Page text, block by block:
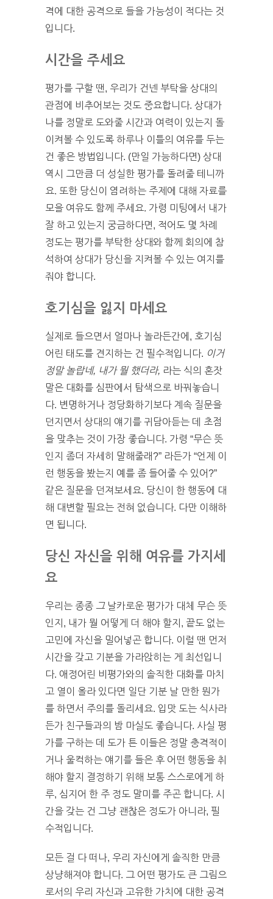
격에 대한 공격으로 들을 가능성이 적다는 것
입니다.
시간을 주세요
평가를 구할 땐, 우리가 건넨 부탁을 상대의
관점에 비추어보는 것도 중요합니다. 상대가
나를 정말로 도와줄 시간과 여력이 있는지 돌
이켜볼 수 있도록 하루나 이틀의 여유를 두는
건 좋은 방법입니다. (만일 가능하다면) 상대
역시 그만큼 더 성실한 평가를 돌려줄 테니까
요. 또한 당신이 염려하는 주제에 대해 자료를
모을 여유도 함께 주세요. 가령 미팅에서 내가
잘 하고 있는지 궁금하다면, 적어도 몇 차례
정도는 평가를 부탁한 상대와 함께 회의에 참
석하여 상대가 당신을 지켜볼 수 있는 여지를
줘야 합니다.
호기심을 잃지 마세요
실제로 들으면서 얼마나 놀라든간에, 호기심
어린 태도를 견지하는 건 필수적입니다. 이거
정말 놀랍네, 내가 뭘 했더라, 라는 식의 혼잣
말은 대화를 심판에서 탐색으로 바꿔놓습니
다. 변명하거나 정당화하기보다 계속 질문을
던지면서 상대의 얘기를 귀담아듣는 데 초점
을 맞추는 것이 가장 좋습니다. 가령 “무슨 뜻
인지 좀더 자세히 말해줄래?” 라든가 “언제 이
런 행동을 봤는지 예를 좀 들어줄 수 있어?”
같은 질문을 던져보세요. 당신이 한 행동에 대
해 대변할 필요는 전혀 없습니다. 다만 이해하
면 됩니다.
당신 자신을 위해 여유를 가지세
요
우리는 종종 그날카로운 평가가 대체 무슨 뜻
인지, 내가 뭘 어떻게 더 해야 할지, 끝도 없는
고민에 자신을 밀어넣곤 합니다. 이럴 땐 먼저
시간을 갖고 기분을 가라앉히는 게 최선입니
다. 애정어린 비평가와의 솔직한 대화를 마치
고 열이 올라 있다면 일단 기분 날 만한 뭔가
를 하면서 주의를 돌리세요. 입맛 도는 식사라
든가 친구들과의 밤 마실도 좋습니다. 사실 평
가를 구하는 데 도가 튼 이들은 정말 충격적이
거나 울컥하는 얘기를 들은 후 어떤 행동을 취
해야 할지 결정하기 위해 보통 스스로에게 하
루, 심지어 한 주 정도 말미를 주곤 합니다. 시
간을 갖는 건 그냥 괜찮은 정도가 아니라, 필
수적입니다.
모든 걸 다 떠나, 우리 자신에게 솔직한 만큼
상냥해져야 합니다. 그 어떤 평가도 큰 그림으
로서의 우리 자신과 고유한 가치에 대한 공격